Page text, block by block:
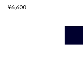
¥6,600